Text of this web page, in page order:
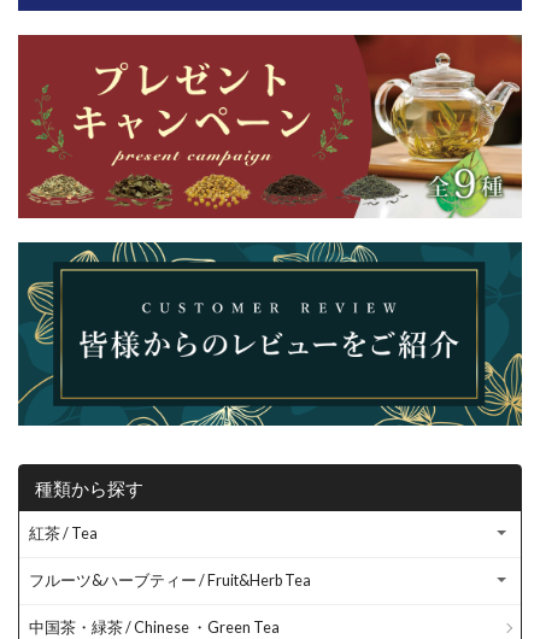
種類から探す
紅茶 / Tea
フルーツ&ハーブティー / Fruit&Herb Tea
中国茶・緑茶 / Chinese ・Green Tea